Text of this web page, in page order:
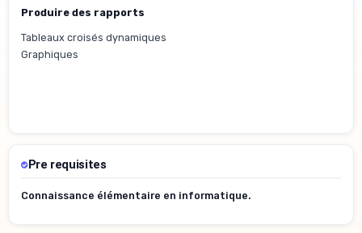
Produire des rapports
Tableaux croisés dynamiques
Graphiques
Pre requisites
Connaissance élémentaire en informatique.